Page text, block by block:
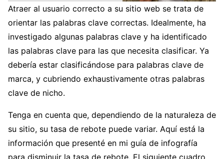
Atraer al usuario correcto a su sitio web se trata de
orientar las palabras clave correctas. Idealmente, ha
investigado algunas palabras clave y ha identificado
las palabras clave para las que necesita clasificar. Ya
debería estar clasificándose para palabras clave de
marca, y cubriendo exhaustivamente otras palabras
clave de nicho.
Tenga en cuenta que, dependiendo de la naturaleza de
su sitio, su tasa de rebote puede variar. Aquí está la
información que presenté en mi guía de infografía
para disminuir la tasa de rebote. El siguiente cuadro